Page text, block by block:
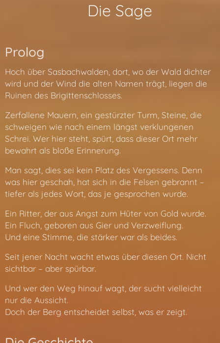
📜 Die Sage
Prolog
Hoch über Sasbachwalden, dort, wo der Wald dichter
wird und der Wind die alten Namen trägt, liegen die
Ruinen des Brigittenschlosses.
Zerfallene Mauern, ein gestürzter Turm, Steine, die
schweigen wie nach einem längst verklungenen
Schrei. Wer hier steht, spürt, dass dieser Ort mehr
bewahrt als bloße Erinnerung.
Man sagt, dies sei kein Platz des Vergessens. Denn
was hier geschah, hat sich in die Felsen gebrannt –
tiefer als jedes Wort, das je gesprochen wurde.
Ein Ritter, der aus Angst zum Hüter von Gold wurde.
Ein Fluch, geboren aus Gier und Verzweiflung.
Und eine Stimme, die stärker war als beides.
Seit jener Nacht wacht etwas über diesen Ort. Nicht
sichtbar – aber spürbar.
Und wer den Weg hinauf wagt, der sucht vielleicht
nur die Aussicht.
Doch der Berg entscheidet selbst, was er zeigt.